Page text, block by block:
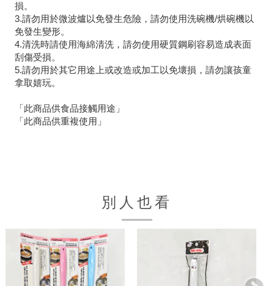
損。
3.請勿用於微波爐以免發生危險，請勿使用洗碗機/烘碗機以
免發生變形。
4.清洗時請使用海綿清洗，請勿使用硬質鋼刷容易造成表面
刮傷受損。
5.請勿用於其它用途上或改造或加工以免壞損，請勿讓孩童
拿取嬉玩。
「此商品供食品接觸用途」
「此商品供重複使用」
別人也看